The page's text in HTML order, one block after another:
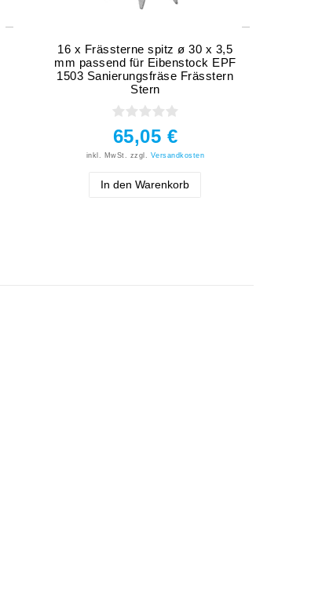
16 x Frässterne spitz ø 30 x 3,5
mm passend für Eibenstock EPF
1503 Sanierungsfräse Frässtern
Stern
65,05 €
inkl. MwSt. zzgl. Versandkosten
In den Warenkorb